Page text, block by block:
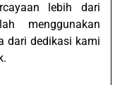
lebih dari
menggunakan
dari dedikasi kami